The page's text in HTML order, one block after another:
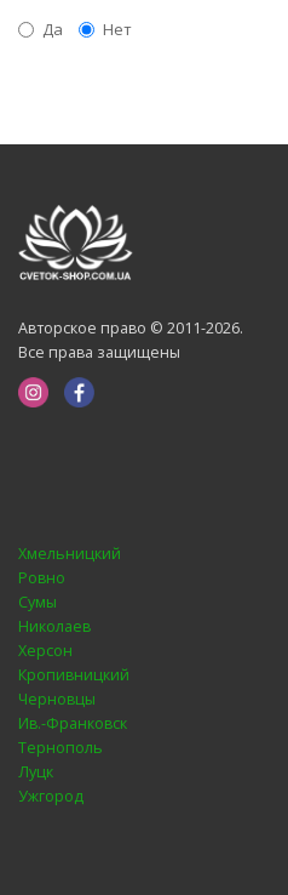
Да
Нет
Авторское право © 2011-2026.
Все права защищены
Хмельницкий
Ровно
Сумы
Николаев
Херсон
Кропивницкий
Черновцы
Ив.-Франковск
Тернополь
Луцк
Ужгород